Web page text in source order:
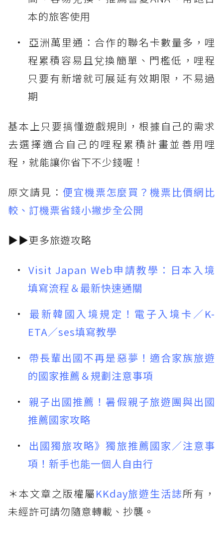
本的旅客使用
亞洲萬里通：合作的聯名卡數量多，哩
程累積容易且兌換簡單、門檻低，哩程
只要有新增就可展延有效期限，不易過
期
基本上只要搞懂遊戲規則，根據自己的需求
去選擇適合自己的哩程累積計畫並善用哩
程，就能讓你省下不少錢喔！
原文請見： 便宜機票怎麼買？機票比價網比
較、訂機票省錢小撇步全公開
▶︎▶︎更多旅遊攻略
Visit Japan Web申請教學：日本入境
填寫流程＆最新快速通關
最新韓國入境規定！電子入境卡／K-
ETA／ses填寫教學
帶長輩出國不再是惡夢！適合家族旅遊
的國家推薦＆規劃注意事項
親子出國推薦！暑假親子旅遊團與出國
推薦國家攻略
出國獨旅攻略》獨旅推薦國家／注意事
項！新手也能一個人自由行
＊本文章之版權屬KKday旅遊生活誌所有，
未經許可請勿隨意轉載、抄襲。